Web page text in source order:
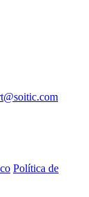
Política de